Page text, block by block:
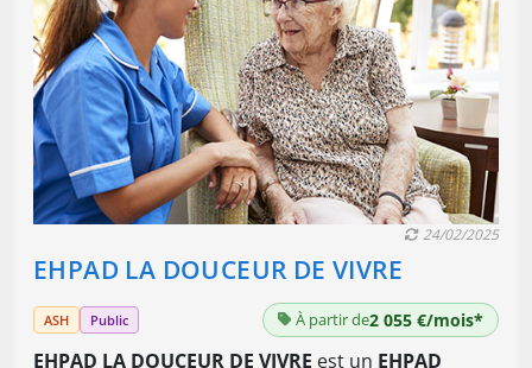
EHPAD LA DOUCEUR DE VIVRE
24/02/2025
ASH Public À partir de2 055 €/mois*
EHPAD LA DOUCEUR DE VIVRE est un EHPAD